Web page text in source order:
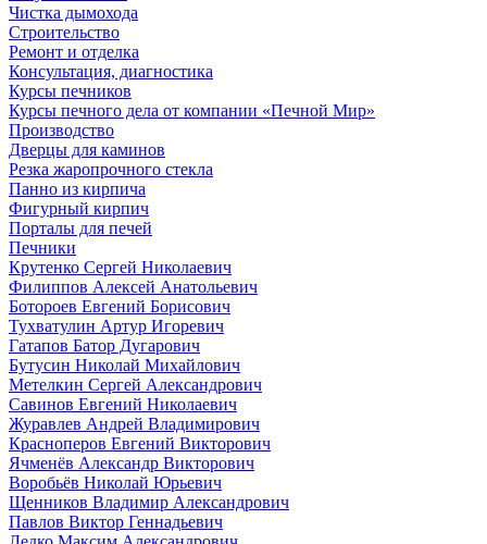
Чистка дымохода
Строительство
Ремонт и отделка
Консультация, диагностика
Курсы печников
Курсы печного дела от компании «Печной Мир»
Производство
Дверцы для каминов
Резка жаропрочного стекла
Панно из кирпича
Фигурный кирпич
Порталы для печей
Печники
Крутенко Сергей Николаевич
Филиппов Алексей Анатольевич
Ботороев Евгений Борисович
Тухватулин Артур Игоревич
Гатапов Батор Дугарович
Бутусин Николай Михайлович
Метелкин Сергей Александрович
Савинов Евгений Николаевич
Журавлев Андрей Владимирович
Красноперов Евгений Викторович
Ячменёв Александр Викторович
Воробьёв Николай Юрьевич
Щенников Владимир Александрович
Павлов Виктор Геннадьевич